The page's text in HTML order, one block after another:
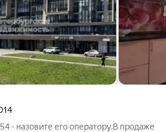
- назовите его оператору.В продаже